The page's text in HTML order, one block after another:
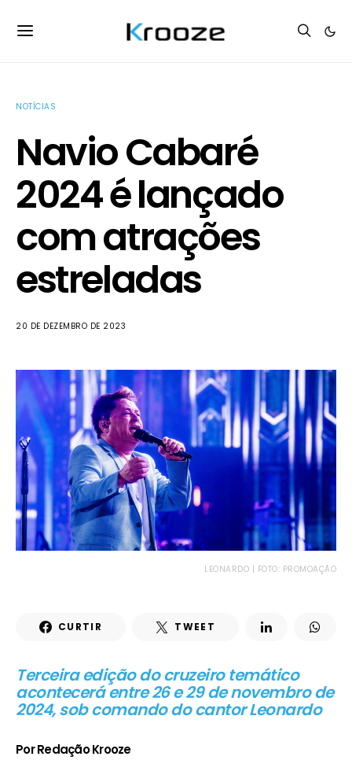
NOTÍCIAS
Navio Cabaré
2024 é lançado
com atrações
estreladas
20 DE DEZEMBRO DE 2023
LEONARDO | FOTO: PROMOAÇÃO
CURTIR TWEET
Terceira edição do cruzeiro temático
acontecerá entre 26 e 29 de novembro de
2024, sob comando do cantor Leonardo
Por Redação Krooze